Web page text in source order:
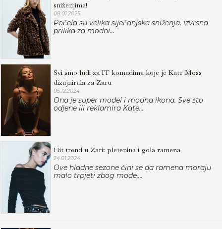
sniženjima!
08.01.2025.
Počela su velika siječanjska sniženja, izvrsna
prilika za modni...
Svi smo ludi za IT komadima koje je Kate Moss
dizajnirala za Zaru
05.12.2024.
Ona je super model i modna ikona. Sve što
odjene ili reklamira Kate...
Hit trend u Zari: pletenina i gola ramena
24.01.2024.
Ove hladne sezone čini se da ramena moraju
malo trpjeti zbog mode,...